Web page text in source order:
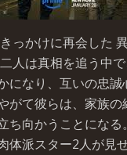
っかけに再会した
人は真相を追う中
になり、互いの忠
がて彼らは、家族
ち向かうことになる
体派スター2人が見